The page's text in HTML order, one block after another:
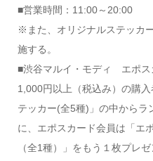
■営業時間：11:00～20:00
※また、オリジナルステッカ
施する。
■渋谷マルイ・モディ エポス
1,000円以上（税込み）の購
テッカー(全5種)」の中からラ
に、エポスカード会員は「エ
（全1種）」をもう１枚プレ